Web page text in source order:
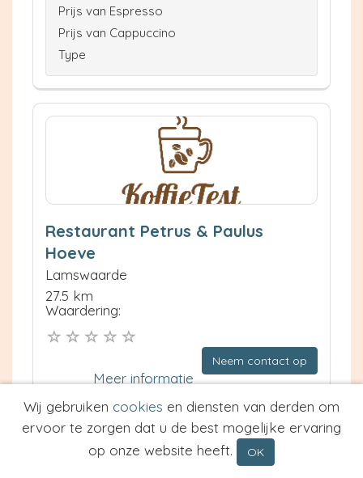
Prijs van Espresso
Prijs van Cappuccino
Type
Restaurant Petrus & Paulus
Hoeve
Lamswaarde
27.5 km
Waardering:
Neem contact op
Meer informatie
Prijs van Espresso
Prijs van Cappuccino
Wij gebruiken cookies en diensten van derden om
ervoor te zorgen dat u de best mogelijke ervaring
op onze website heeft.
OK